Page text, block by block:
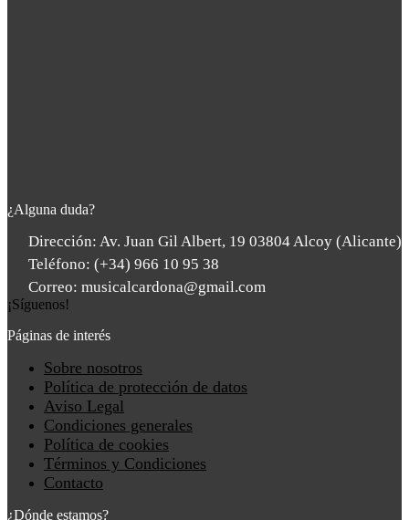
¿Alguna duda?
Dirección: Av. Juan Gil Albert, 19 03804 Alcoy (Alicante)
Teléfono: (+34) 966 10 95 38
Correo: musicalcardona@gmail.com
¡Síguenos!
Páginas de interés
Main
Sobre nosotros
Política de protección de datos
Aviso Legal
Condiciones generales
Política de cookies
Términos y Condiciones
Contacto
¿Dónde estamos?